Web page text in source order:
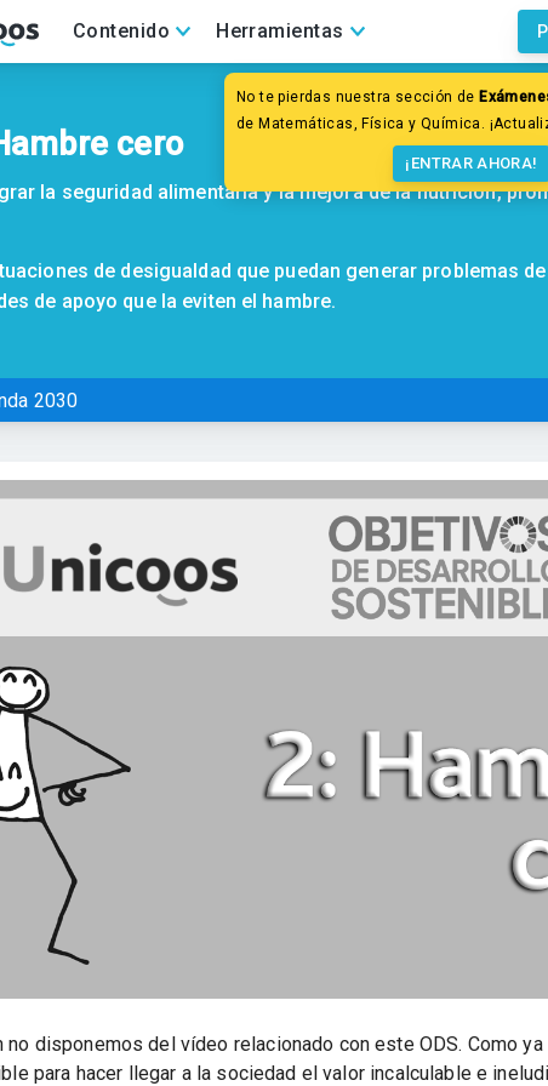
Contenido Herramientas
No te pierdas nuestra sección de
de Matemáticas, Física y Química.
¡ENTRAR AHORA!
cero
la seguridad alimentaria y la mejora de la nutrición,
de desigualdad que puedan generar problemas
de apoyo que la eviten el hambre.
2030
no disponemos del vídeo relacionado con este ODS. Como
para hacer llegar a la sociedad el valor incalculable e